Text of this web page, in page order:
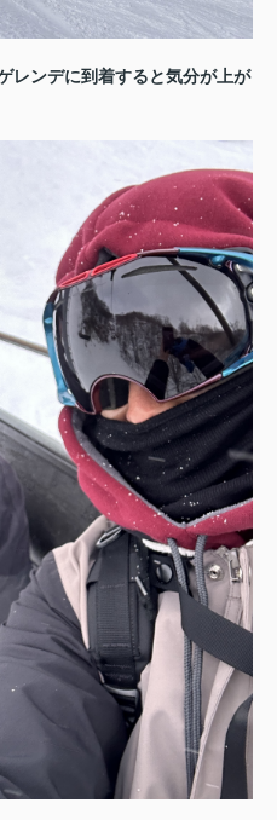
レンデに到着すると気分が上が